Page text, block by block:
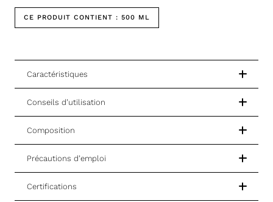
CE PRODUIT CONTIENT : 500 ML
Caractéristiques
Conseils d’utilisation
Composition
Précautions d’emploi
Certifications